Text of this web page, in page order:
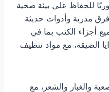
للحفاظ على بيئة صحية
مدربة وأدوات حديثة
أجزاء الكنب بما في
الضيقة، مع مواد تنظيف
والغبار والشعر، مع